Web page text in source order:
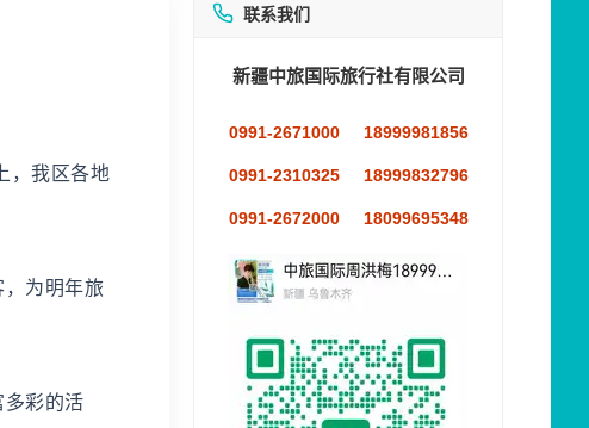
，我区各地
，为明年旅
多彩的活
联系我们
新疆中旅国际旅行社有限公司
0991-2671000 18999981856
0991-2310325 18999832796
0991-2672000 18099695348